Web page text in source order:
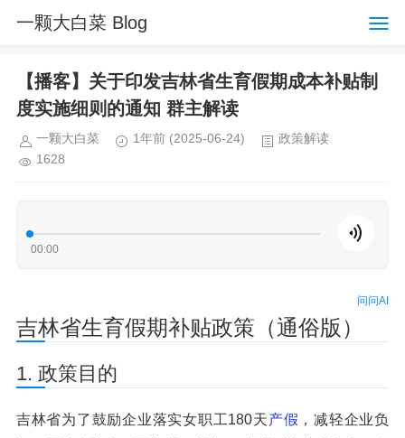
一颗大白菜 Blog
【播客】关于印发吉林省生育假期成本补贴制
度实施细则的通知 群主解读
一颗大白菜 1年前 (2025-06-24)
政策解读
1628
00:00
问问AI
吉林省生育假期补贴政策（通俗版）
1. 政策目的
吉林省为了鼓励企业落实女职工180天产假 ，减轻企业负